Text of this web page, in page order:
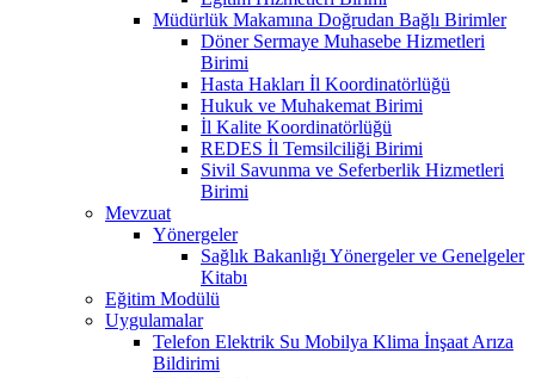
Müdürlük Makamına Doğrudan Bağlı Birimler
Döner Sermaye Muhasebe Hizmetleri
Birimi
Hasta Hakları İl Koordinatörlüğü
Hukuk ve Muhakemat Birimi
İl Kalite Koordinatörlüğü
REDES İl Temsilciliği Birimi
Sivil Savunma ve Seferberlik Hizmetleri
Birimi
Mevzuat
Yönergeler
Sağlık Bakanlığı Yönergeler ve Genelgeler
Kitabı
Eğitim Modülü
Uygulamalar
Telefon Elektrik Su Mobilya Klima İnşaat Arıza
Bildirimi